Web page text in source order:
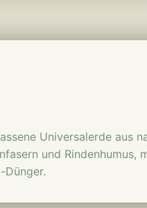
Universalerde aus
und Rindenhumus,